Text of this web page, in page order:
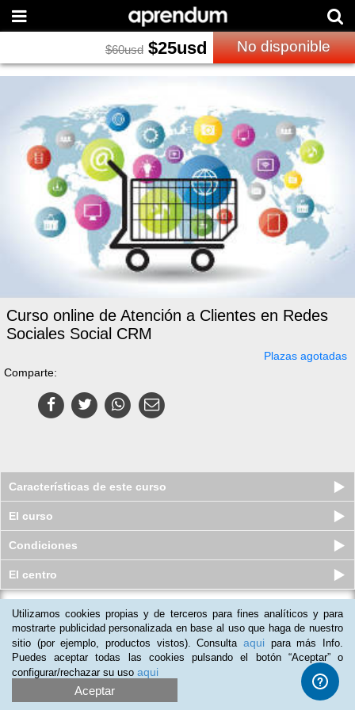
$60usd $25usd No disponible
Curso online de Atención a Clientes en Redes
Sociales Social CRM
Plazas agotadas
Comparte:
Características de este curso
El curso
Condiciones
El centro
Curso online de Fidelizar Clientes en
Redes Sociales
Plazas agotadas
$65usd $19usd
Utilizamos cookies propias y de terceros para fines analíticos y para
mostrarte publicidad personalizada en base al uso que haga de nuestro
sitio (por ejemplo, productos vistos). Consulta aqui para más Info.
Puedes aceptar todas las cookies pulsando el botón “Aceptar” o
configurar/rechazar su uso aqui
Aceptar